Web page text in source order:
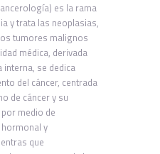
es la rama
y trata las neoplasias,
tumores malignos
médica, derivada
interna, se dedica
del cáncer, centrada
de cáncer y su
medio de
y
que